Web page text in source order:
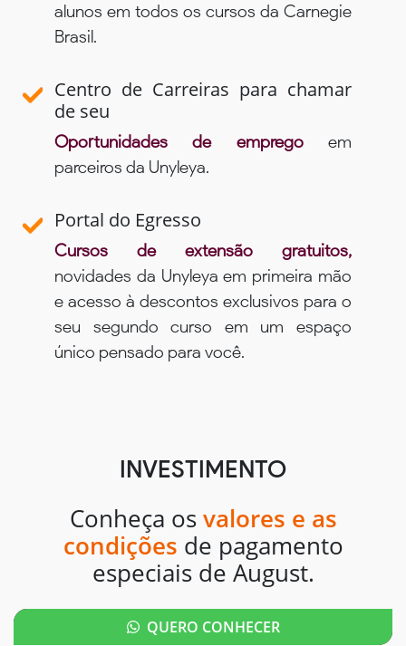
alunos em todos os cursos da Carnegie
Brasil.
Centro de Carreiras para chamar
de seu
Oportunidades de empregoem
parceiros da Unyleya.
Portal do Egresso
Cursos de extensão gratuitos,
novidades da Unyleya em primeira mão
e acesso à descontos exclusivos para o
seu segundo curso em um espaço
único pensado para você.
INVESTIMENTO
Conheça os valores e as
condições de pagamento
especiais de August.
QUERO CONHECER